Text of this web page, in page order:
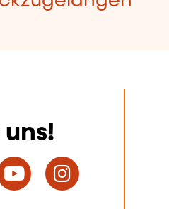
uns!
YouTube